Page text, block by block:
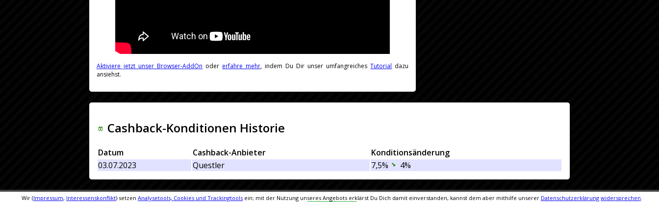
Aktiviere jetzt unser Browser-AddOn oder erfahre mehr, indem Du Dir unser umfangreichesTutorial dazu
ansiehst.
Cashback-Konditionen Historie
Datum Cashback-Anbieter
Konditionsänderung
03.07.2023
Questler 7,5% 4%
Wir (Impressum, Interessenskonflikt) setzen Analysetools, Cookies und Trackingtools ein; mit der Nutzung unseres Angebots erklärst Du Dich damit einverstanden, kannst dem aber mithilfe unserer Datenschutzerklärung widersprechen.